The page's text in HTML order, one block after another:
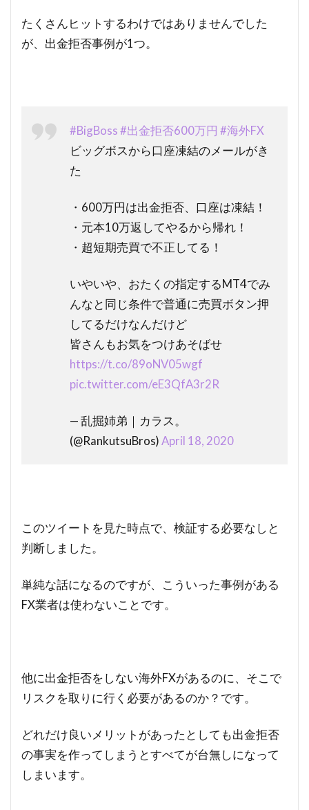
たくさんヒットするわけではありませんでした
が、出金拒否事例が1つ。
#BigBoss#出金拒否600万円 #海外FX
ビッグボスから口座凍結のメールがき
た
・600万円は出金拒否、口座は凍結！
・元本10万返してやるから帰れ！
・超短期売買で不正してる！
いやいや、おたくの指定するMT4でみ
んなと同じ条件で普通に売買ボタン押
してるだけなんだけど
皆さんもお気をつけあそばせ
https://t.co/89oNV05wgf
pic.twitter.com/eE3QfA3r2R
— 乱掘姉弟｜カラス。
(@RankutsuBros)April 18, 2020
このツイートを見た時点で、検証する必要なしと
判断しました。
単純な話になるのですが、こういった事例がある
FX業者は使わないことです。
他に出金拒否をしない海外FXがあるのに、そこで
リスクを取りに行く必要があるのか？です。
どれだけ良いメリットがあったとしても出金拒否
の事実を作ってしまうとすべてが台無しになって
しまいます。